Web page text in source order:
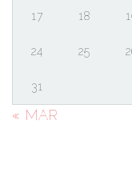
17 18
24 25
31
« MAR